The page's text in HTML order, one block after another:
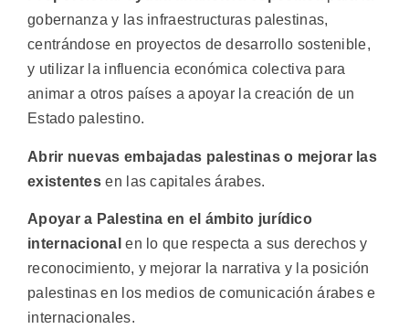
gobernanza y las infraestructuras palestinas,
centrándose en proyectos de desarrollo sostenible,
y utilizar la influencia económica colectiva para
animar a otros países a apoyar la creación de un
Estado palestino.
Abrir nuevas embajadas palestinas o mejorar las
existentes en las capitales árabes.
Apoyar a Palestina en el ámbito jurídico
internacional en lo que respecta a sus derechos y
reconocimiento, y mejorar la narrativa y la posición
palestinas en los medios de comunicación árabes e
internacionales.